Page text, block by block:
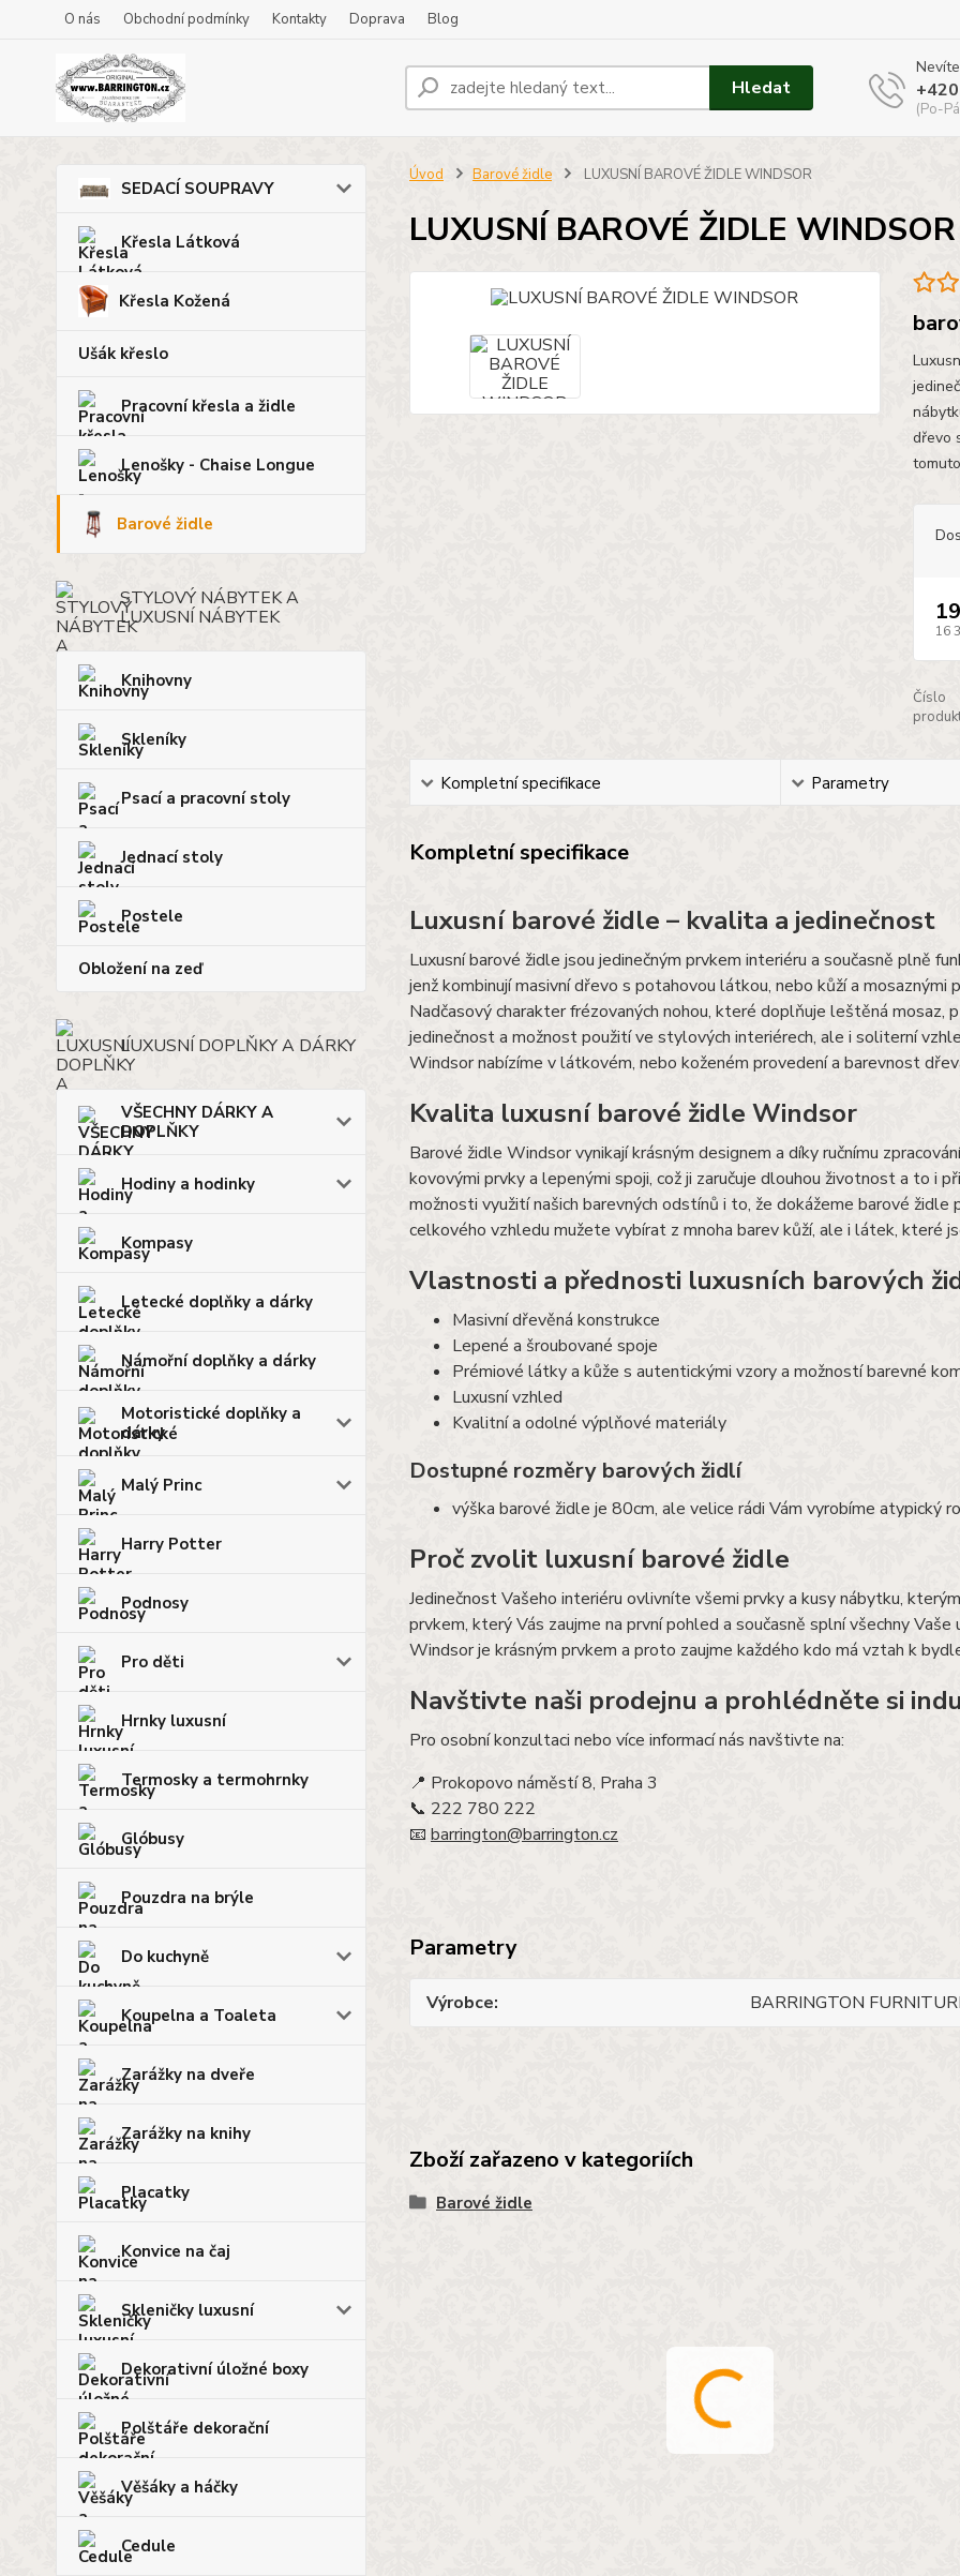
O nás Obchodní podmínky Kontakty Doprava Blog
Hledat
(Po-
SEDACÍ SOUPRAVY
Křesla Látková
Křesla Kožená
Ušák křeslo
Pracovní křesla a židle
Lenošky - Chaise Longue
Barové židle
STYLOVÝ NÁBYTEK A
LUXUSNÍ NÁBYTEK
Knihovny
Skleníky
Psací a pracovní stoly
Jednací stoly
Postele
Obložení na zeď
LUXUSNÍ DOPLŇKY A DÁRKY
VŠECHNY DÁRKY A
DOPLŇKY
Hodiny a hodinky
Kompasy
Letecké doplňky a dárky
Námořní doplňky a dárky
Motoristické doplňky a
dárky
Malý Princ
Harry Potter
Podnosy
Pro děti
Hrnky luxusní
Termosky a termohrnky
Glóbusy
Pouzdra na brýle
Do kuchyně
Koupelna a Toaleta
Zarážky na dveře
Zarážky na knihy
Placatky
Konvice na čaj
Skleničky luxusní
Dekorativní úložné boxy
Polštáře dekorační
Věšáky a háčky
Cedule
Úvod Barové židle LUXUSNÍ BAROVÉ ŽIDLE WINDSOR
LUXUSNÍ BAROVÉ ŽIDLE WINDSOR
dřevo
16
Číslo
Kompletní specifikace Parametry
Kompletní specifikace
Luxusní barové židle – kvalita a jedinečnost
Luxusní barové židle jsou jedinečným prvkem interiéru a současně plně
jenž kombinují masivní dřevo s potahovou látkou, nebo kůží a
Nadčasový charakter frézovaných nohou, které doplňuje leštěná mosaz,
jedinečnost a možnost použití ve stylových interiérech, ale i soliterní
Windsor nabízíme v látkovém, nebo koženém provedení a barevnost
Kvalita luxusní barové židle Windsor
Barové židle Windsor vynikají krásným designem a díky ručnímu
kovovými prvky a lepenými spoji, což ji zaručuje dlouhou životnost a to i
možnosti využití našich barevných odstínů i to, že dokážeme barové
celkového vzhledu mužete vybírat z mnoha barev kůží, ale i látek, které
Vlastnosti a přednosti luxusních barových
Masivní dřevěná konstrukce
Lepené a šroubované spoje
Prémiové látky a kůže s autentickými vzory a možností barevné
Luxusní vzhled
Kvalitní a odolné výplňové materiály
Dostupné rozměry barových židlí
výška barové židle je 80cm, ale velice rádi Vám vyrobíme atypický
Proč zvolit luxusní barové židle
Jedinečnost Vašeho interiéru ovlivníte všemi prvky a kusy nábytku,
prvkem, který Vás zaujme na první pohled a současně splní všechny
Windsor je krásným prvkem a proto zaujme každého kdo má vztah k
Navštivte naši prodejnu a prohlédněte si
Pro osobní konzultaci nebo více informací nás navštivte na:
📍 Prokopovo náměstí 8, Praha 3
📞 222 780 222
📧 barrington@barrington.cz
Parametry
Výrobce BARRINGTON
Zboží zařazeno v kategoriích
Barové židle